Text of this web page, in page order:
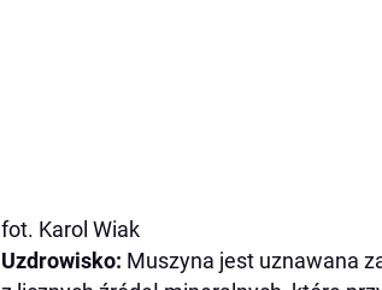
fot. Karol Wiak
Uzdrowisko: Muszyna jest uznawana